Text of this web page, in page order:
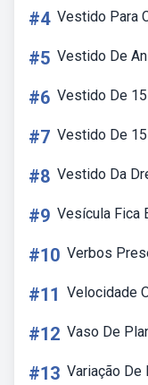
#4 Vestido Para
#5 Vestido De
#6 Vestido De
#7 Vestido De
#8 Vestido Da
#9 Vesícula Fica
#10 Verbos
#11 Velocidade
#12 Vaso De
#13 Variação De